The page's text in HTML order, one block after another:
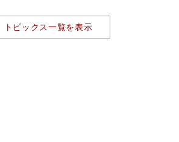
トピックス一覧を表示